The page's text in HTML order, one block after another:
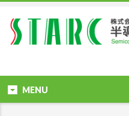
MENU